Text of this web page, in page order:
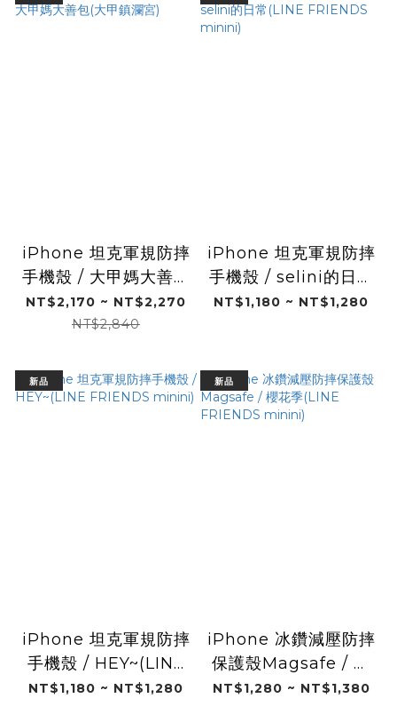
iPhone 坦克軍規防摔
手機殼 / 大甲媽大善包
(大甲鎮瀾宮)
NT$2,170 ~ NT$2,270
NT$2,840
iPhone 坦克軍規防摔
手機殼 / selini的日常
(LINE FRIENDS
NT$1,180 ~ NT$1,280
新品
iPhone 坦克軍規防摔
手機殼 / HEY~(LINE
FRIENDS minini)
NT$1,180 ~ NT$1,280
新品
iPhone 冰鑽減壓防摔
保護殼Magsafe / 櫻
花季(LINE FRIENDS
NT$1,280 ~ NT$1,380